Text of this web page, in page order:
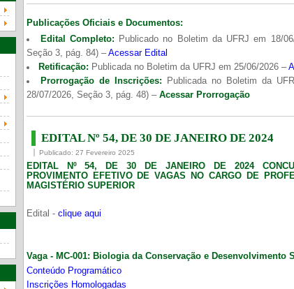
Publicações Oficiais e Documentos:
Edital Completo: Publicado no Boletim da UFRJ em 18/
Seção 3, pág. 84) –Acessar Edital
Retificação: Publicada no Boletim da UFRJ em 25/06/2026 –
Prorrogação de Inscrições: Publicada no Boletim da
28/07/2026, Seção 3, pág. 48) – Acessar Prorrogação
EDITAL Nº 54, DE 30 DE JANEIRO DE 2024
Publicado: 27 Fevereiro 2025
EDITAL Nº 54, DE 30 DE JANEIRO DE 2024
PROVIMENTO EFETIVO DE VAGAS NO CARGO DE
MAGISTÉRIO SUPERIOR
Edital - clique aqui
Vaga - MC-001: Biologia da Conservação e Desenvolvimento
Conteúdo Programático
Inscrições Homologadas